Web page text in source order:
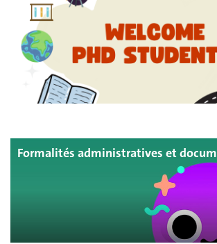
Formalités administratives et